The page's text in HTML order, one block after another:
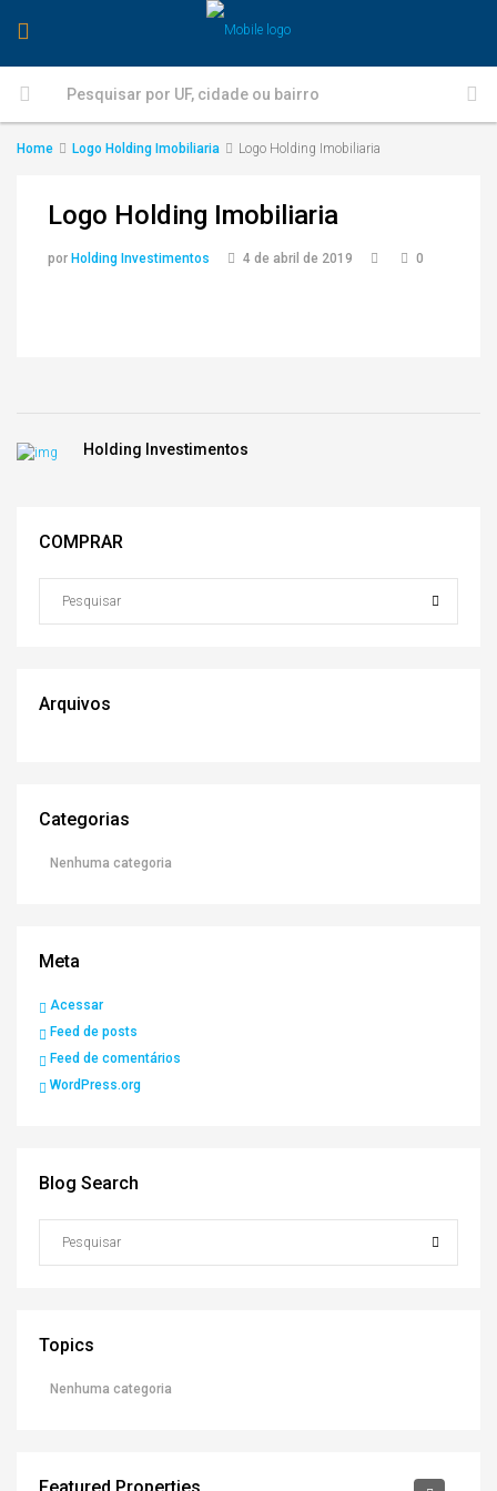
Home Logo Holding Imobiliaria Logo Holding Imobiliaria
Logo Holding Imobiliaria
por Holding Investimentos 4 de abril de 2019 0
Holding Investimentos
COMPRAR
Arquivos
Categorias
Nenhuma categoria
Meta
Acessar
Feed de posts
Feed de comentários
WordPress.org
Blog Search
Topics
Nenhuma categoria